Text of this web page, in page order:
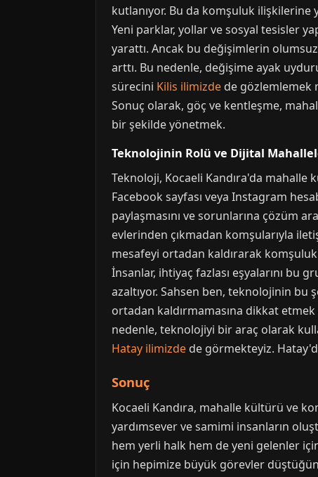
kutlanıyor. Bu da komşuluk ilişkilerine
Yeni parklar, yollar ve sosyal tesisler
yarattı. Ancak bu değişimlerin
arttı. Bu nedenle, değişime ayak
sürecini Kilis ilimizde de gözlemlemek
Sonuç olarak, göç ve kentleşme,
bir şekilde yönetmek.
Teknolojinin Rolü ve Dijital
Teknoloji, Kocaeli Kandıra'da
Facebook sayfası veya Instagram
paylaşmasını ve sorunlarına çözüm
evlerinden çıkmadan komşularıyla
mesafeyi ortadan kaldırarak
İnsanlar, ihtiyaç fazlası eşyalarını bu
azaltıyor. Sahsen ben, teknolojinin bu
ortadan kaldırmamasına dikkat
nedenle, teknolojiyi bir araç olarak
Hatay ilimizde de görmekteyiz.
Sonuç
Kocaeli Kandıra, mahalle kültürü ve
yardımsever ve samimi insanların
hem yerli halk hem de yeni gelenler
için hepimize büyük görevler